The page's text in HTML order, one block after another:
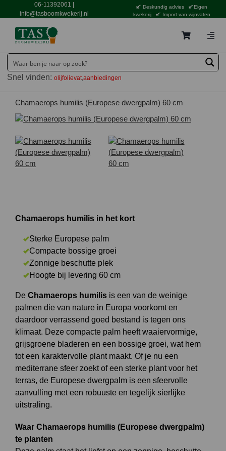
06-11392061
info@tasboomkwekerij.nl
Deskundig advies
Eigen
kwekerij
Import van wijnvaten
Contact en bestellen
Catalogus
Aanbiedingen
Bezorgen
Tuincentrum Waddinxveen
Snel vinden:olijfolievat aanbiedingen
Chamaerops humilis (Europese dwergpalm) 60 cm
Chamaerops humilis in het kort
Sterke Europese palm
Compacte bossige groei
Zonnige beschutte plek
Hoogte bij levering 60 cm
De Chamaerops humilis is een van de weinige
palmen die van nature in Europa voorkomt en
daardoor verrassend goed bestand is tegen ons
klimaat. Deze compacte palm heeft waaiervormige,
grijsgroene bladeren en een bossige groei, wat hem
tot een karaktervolle plant maakt. Of je nu een
mediterrane sfeer zoekt of een sterke plant voor het
terras, de Europese dwergpalm is een sfeervolle
aanvulling met een robuuste en tegelijk sierlijke
uitstraling.
Waar Chamaerops humilis (Europese dwergpalm)
te planten